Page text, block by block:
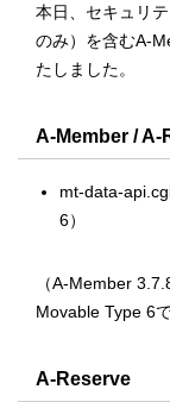
本日、セキュリ
のみ）を含むA-
たしました。
A-Member / A-
mt-data-
6）
（A-Member
Movable Type 6
A-Reserve